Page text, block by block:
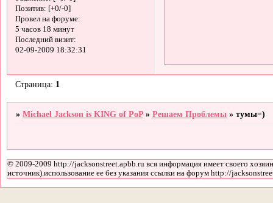
Позитив: [+0/-0]
Провел на форуме:
5 часов 18 минут
Последний визит:
02-09-2009 18:32:31
Страница: 1
»Michael Jackson is KING of PoP »Решаем Проблемы »тумы=)
© 2009-2009 http://jacksonstreet.apbb.ru вся информация имеет своего
источник).использование ее без указания ссылки на форум http://